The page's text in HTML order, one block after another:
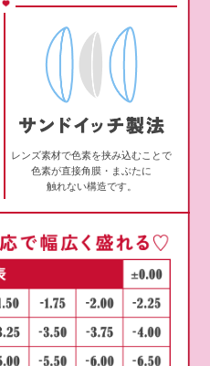
レンズ素材で色素を挟み込むことで
色素が直接角膜・まぶたに
触れない構造です。